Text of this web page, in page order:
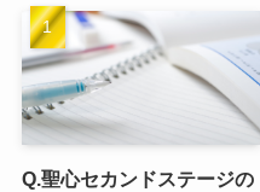
Q.聖心セカンドステージの